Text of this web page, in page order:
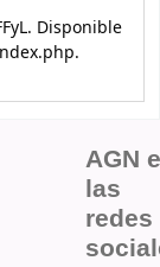
Disponible
AGN
las
redes